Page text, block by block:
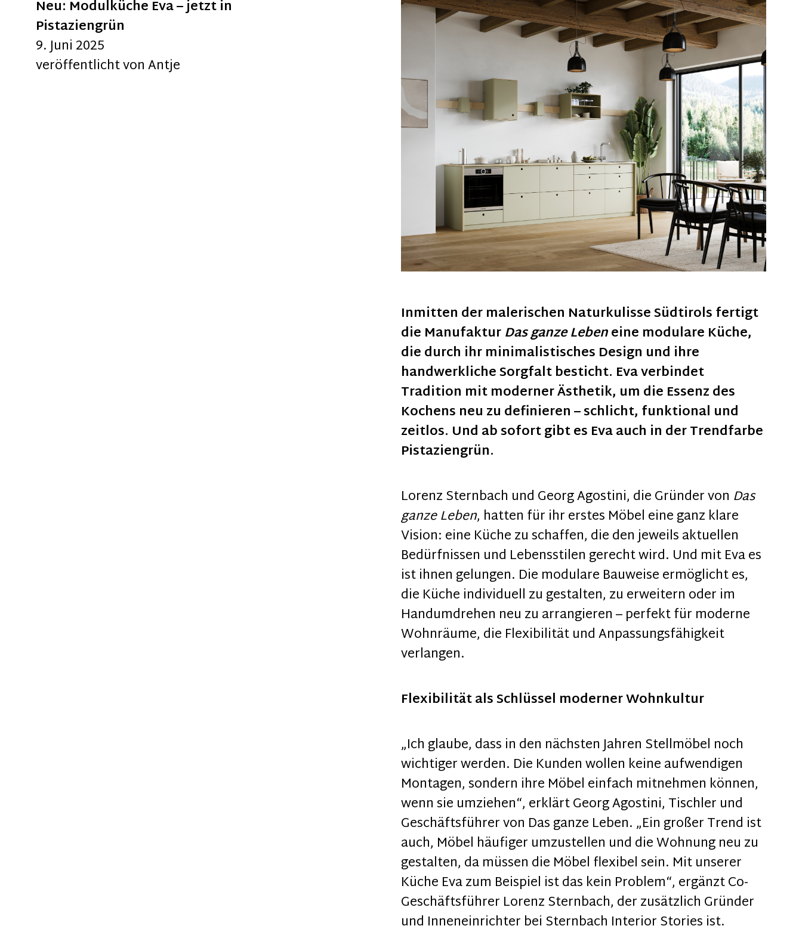
Neu: Modulküche Eva – jetzt in
Pistaziengrün
9. Juni 2025
veröffentlicht vonAntje
Inmitten der malerischen Naturkulisse Südtirols fertigt
die ManufakturDas ganze Lebeneine modulare Küche,
die durch ihr minimalistisches Design und ihre
handwerkliche Sorgfalt besticht. Eva verbindet
Tradition mit moderner Ästhetik, um die Essenz des
Kochens neu zu definieren – schlicht, funktional und
zeitlos. Und ab sofort gibt es Eva auch in der Trendfarbe
Pistaziengrün.
Lorenz Sternbach und Georg Agostini, die Gründer von Das
ganze Leben, hatten für ihr erstes Möbel eine ganz klare
Vision: eine Küche zu schaffen, die den jeweils aktuellen
Bedürfnissen und Lebensstilen gerecht wird. Und mit Eva es
ist ihnen gelungen. Die modulare Bauweise ermöglicht es,
die Küche individuell zu gestalten, zu erweitern oder im
Handumdrehen neu zu arrangieren – perfekt für moderne
Wohnräume, die Flexibilität und Anpassungsfähigkeit
verlangen.
Flexibilität als Schlüssel moderner Wohnkultur
„Ich glaube, dass in den nächsten Jahren Stellmöbel noch
wichtiger werden. Die Kunden wollen keine aufwendigen
Montagen, sondern ihre Möbel einfach mitnehmen können,
wenn sie umziehen“, erklärt Georg Agostini, Tischler und
Geschäftsführer von Das ganze Leben. „Ein großer Trend ist
auch, Möbel häufiger umzustellen und die Wohnung neu zu
gestalten, da müssen die Möbel flexibel sein. Mit unserer
Küche Eva zum Beispiel ist das kein Problem“, ergänzt Co-
Geschäftsführer Lorenz Sternbach, der zusätzlich Gründer
und Inneneinrichter bei Sternbach Interior Stories ist.